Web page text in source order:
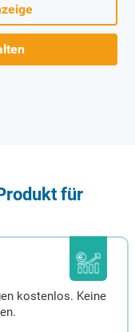
für
kostenlos. Keine